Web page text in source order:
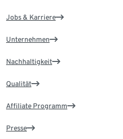
Jobs & Karriere
Unternehmen
Nachhaltigkeit
Qualität
Affiliate Programm
Presse